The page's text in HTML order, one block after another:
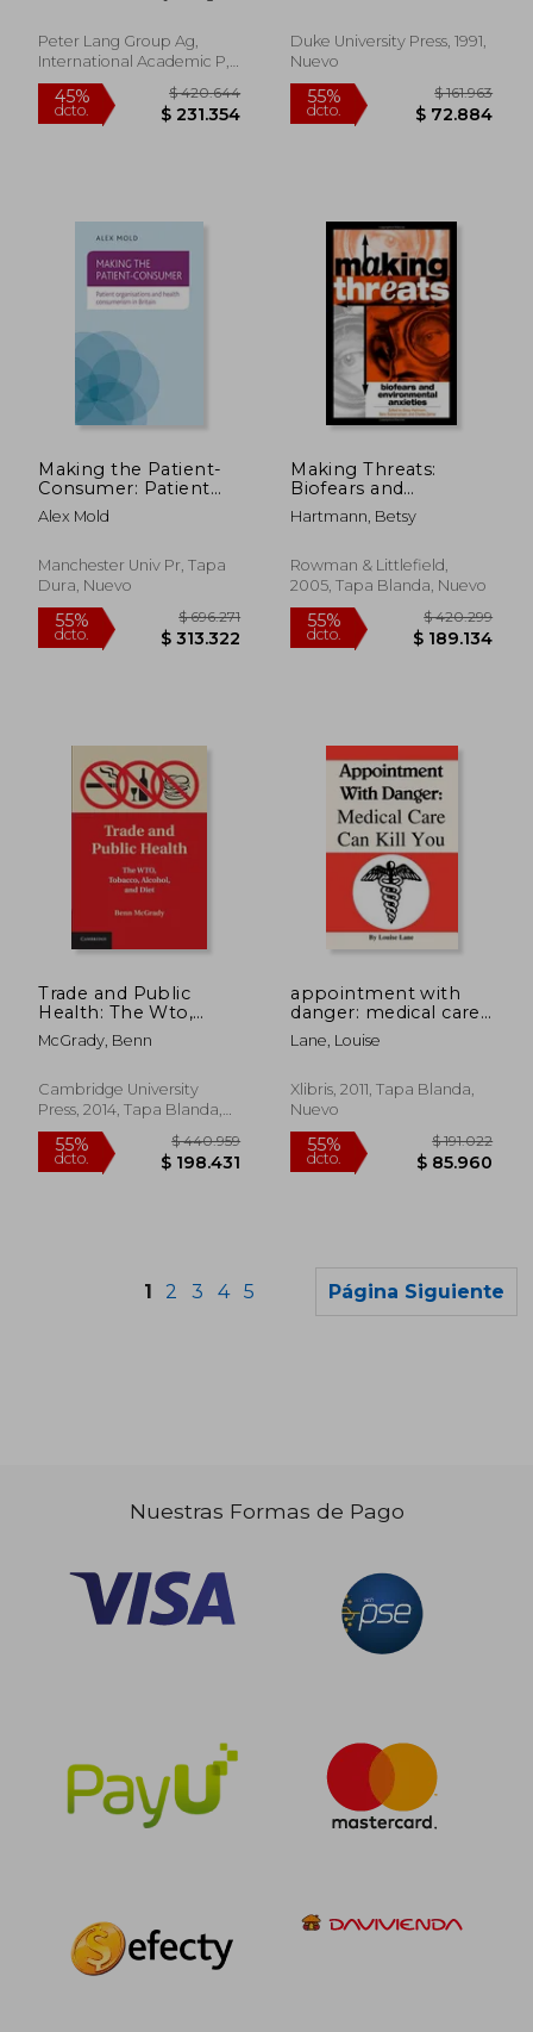
55%
dcto.
45%
dcto. $
45% 45%
Resilience in Dar Es
Salaam, Tanzania (en
Peter Lang Group Ag,
International Academic P,
Tapa Blanda, Nuevo
$ 420.644
Duke University Press, 1991,
Nuevo
Making the Patient-
Consumer: Patient
Organisations and
Health Consumerism
Alex Mold
Manchester Univ Pr, Tapa
Dura, Nuevo
Making Threats:
Biofears and
Environmental
Anxieties (en Inglés)
Hartmann, Betsy
Rowman & Littlefield,
2005, Tapa Blanda, Nuevo
Trade and Public
Health: The Wto,
Tobacco, Alcohol, and
Diet (en Inglés)
McGrady, Benn
Cambridge University
Press, 2014, Tapa Blanda,
Nuevo
appointment with
danger: medical care
can kill you (en
Inglés)
Lane, Louise
Xlibris, 2011, Tapa Blanda,
Nuevo
1 2 3 4 5 Página Siguiente
Nuestras Formas de Pago